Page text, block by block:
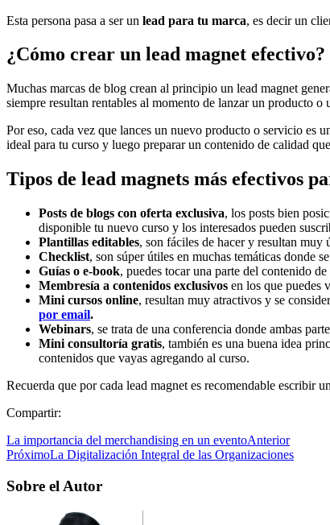
Esta persona pasa a ser un lead para tu marca, es decir un
¿Cómo crear un lead magnet efectivo?
Muchas marcas de blog crean al principio un lead magnet
siempre resultan rentables al momento de lanzar un producto o
Por eso, cada vez que lances un nuevo producto o servicio es
ideal para tu curso y luego preparar un contenido de calidad
Tipos de lead magnets más efectivos
Posts de blogs con oferta exclusiva, los posts bien
disponible tu nuevo curso y los interesados pueden
Plantillas editables, son fáciles de hacer y resultan muy
Checklist, son súper útiles en muchas temáticas donde
Guías o e-book, puedes tocar una parte del contenido
Membresía a contenidos exclusivos en los que puedes
Mini cursos online, resultan muy atractivos y se
por email.
Webinars, se trata de una conferencia donde ambas
Mini consultoría gratis, también es una buena idea
contenidos que vayas agregando al curso.
Recuerda que por cada lead magnet es recomendable escribir
Compartir:
La importancia del merchandising en un eventoAnterior
PróximoLa Digitalización Integral de las Organizaciones
Sobre el Autor